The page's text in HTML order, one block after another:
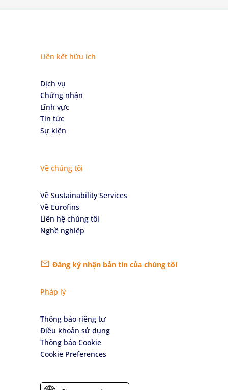
Liên kết hữu ích
Dịch vụ
Chứng nhận
Lĩnh vực
Tin tức
Sự kiện
Về chúng tôi
Về Sustainability Services
Về Eurofins
Liên hệ chúng tôi
Nghề nghiệp
Đăng ký nhận bản tin của chúng tôi
Pháp lý
Thông báo riêng tư
Điều khoản sử dụng
Thông báo Cookie
Cookie Preferences